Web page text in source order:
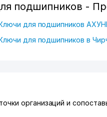
подшипников -
для подшипников
для подшипников в
организаций и